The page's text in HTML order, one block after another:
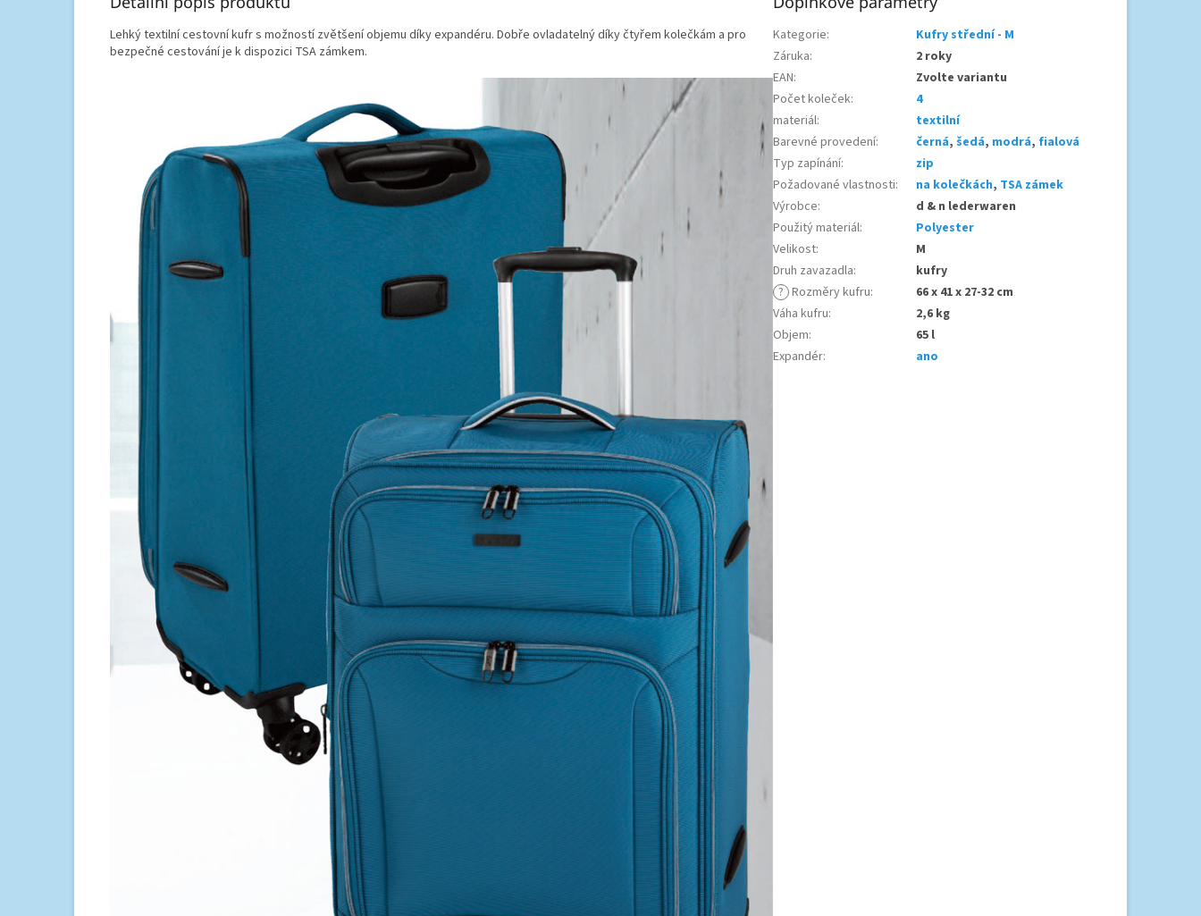
Lehký textilní cestovní kufr s možností zvětšení objemu díky expandéru. Dobře ovladatelný díky čtyřem kolečkám a pro
bezpečné cestování je k dispozici TSA zámkem.
Kategorie:
Kufry střední - M
Záruka:
2 roky
EAN:
Zvolte variantu
Počet koleček:
4
materiál:
textilní
Barevné provedení: černá,šedá, modrá, fialová
Typ zapínání:
zip
Požadované vlastnosti: na kolečkách, TSA zámek
Výrobce:
d & n lederwaren
Použitý materiál:
Polyester
Velikost:
M
Druh zavazadla:
kufry
? Rozměry kufru:
66 x 41 x 27-32 cm
Váha kufru:
2,6 kg
Objem:
65 l
Expandér: ano